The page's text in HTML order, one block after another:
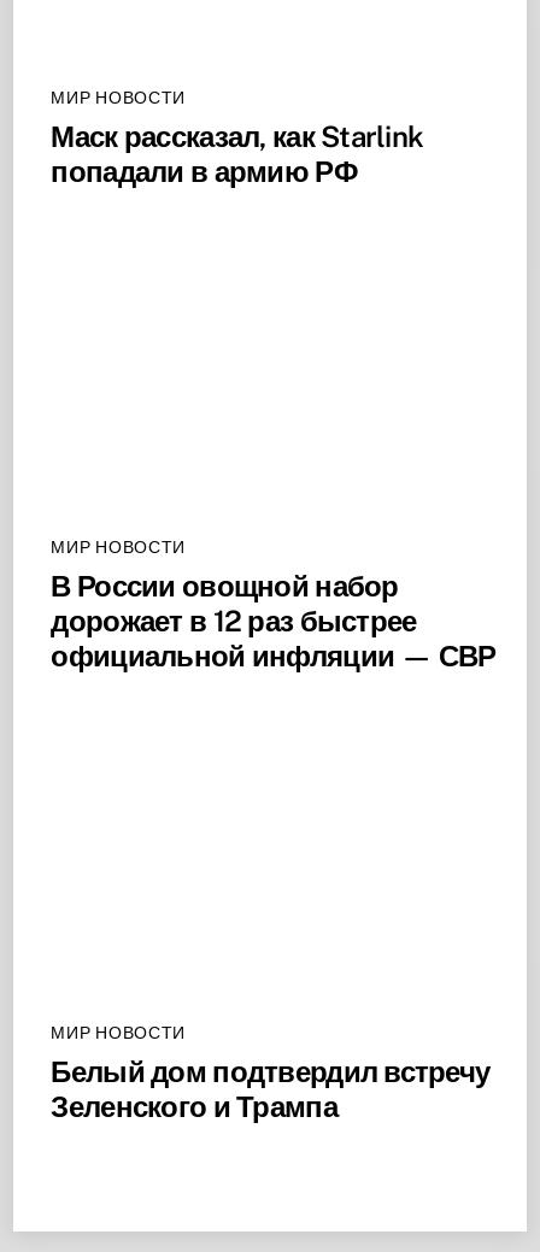
МИР НОВОСТИ
Маск рассказал, как Starlink
попадали в армию РФ
МИР НОВОСТИ
В России овощной набор
дорожает в 12 раз быстрее
официальной инфляции — СВР
МИР НОВОСТИ
Белый дом подтвердил встречу
Зеленского и Трампа